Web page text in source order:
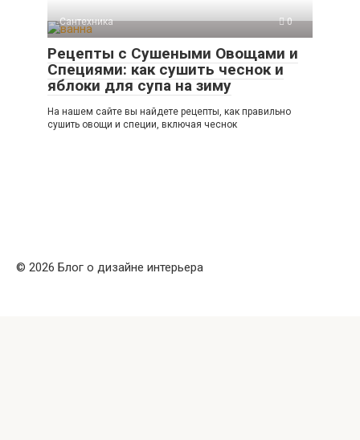
Сантехника 0
Рецепты с Сушеными Овощами и
Специями: как сушить чеснок и
яблоки для супа на зиму
На нашем сайте вы найдете рецепты, как правильно
сушить овощи и специи, включая чеснок
© 2026 Блог о дизайне интерьера